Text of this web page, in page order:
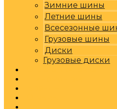
Зимние шины
Летние шины
Всесезонные
Грузовые шины
Диски
Грузовые диски